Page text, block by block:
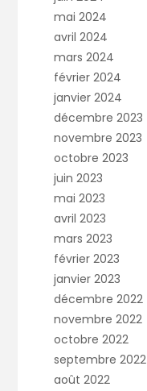
mai 2024
avril 2024
mars 2024
février 2024
janvier 2024
décembre 2023
novembre 2023
octobre 2023
juin 2023
mai 2023
avril 2023
mars 2023
février 2023
janvier 2023
décembre 2022
novembre 2022
octobre 2022
septembre 2022
août 2022